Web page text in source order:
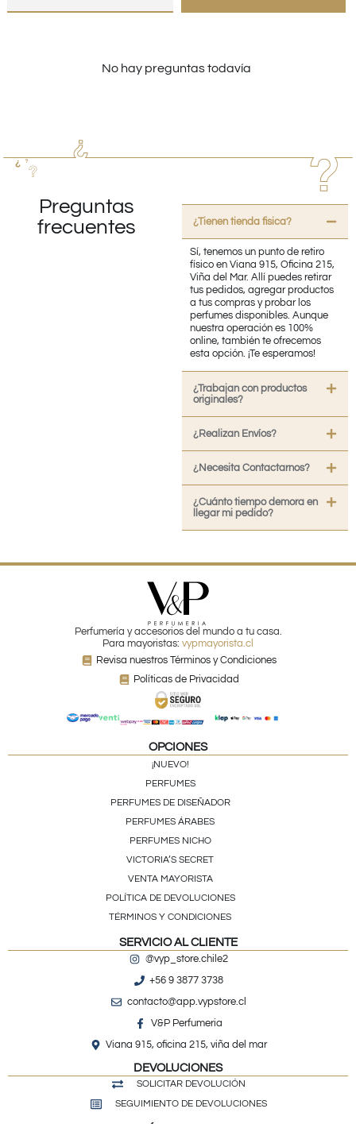
No hay preguntas todavía
Preguntas
frecuentes
¿Tienen tienda fisica?
Sí, tenemos un punto de retiro
físico en Viana 915, Oficina 215,
Viña del Mar. Allí puedes retirar
tus pedidos, agregar productos
a tus compras y probar los
perfumes disponibles. Aunque
nuestra operación es 100%
online, también te ofrecemos
esta opción. ¡Te esperamos!
¿Trabajan con productos
originales?
¿Realizan Envíos?
¿Necesita Contactarnos?
¿Cuánto tiempo demora en
llegar mi pedido?
Perfumería y accesorios del mundo a tu casa.
Para mayoristas: vypmayorista.cl
Revisa nuestros Términos y Condiciones
Políticas de Privacidad
OPCIONES
¡NUEVO!
PERFUMES
PERFUMES DE DISEÑADOR
PERFUMES ÁRABES
PERFUMES NICHO
VICTORIA’S SECRET
VENTA MAYORISTA
POLÍTICA DE DEVOLUCIONES
TÉRMINOS Y CONDICIONES
SERVICIO AL CLIENTE
@vyp_store.chile2
+56 9 3877 3738
contacto@app.vypstore.cl
V&P Perfumeria
Viana 915, oficina 215, viña del mar
DEVOLUCIONES
SOLICITAR DEVOLUCIÓN
SEGUIMIENTO DE DEVOLUCIONES